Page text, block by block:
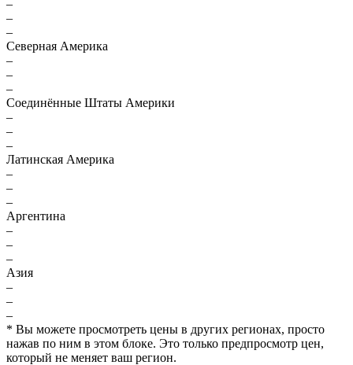
–
–
–
Северная Америка
–
–
–
Соединённые Штаты Америки
–
–
–
Латинская Америка
–
–
–
Аргентина
–
–
–
Азия
–
–
–
* Вы можете просмотреть цены в других регионах, просто
нажав по ним в этом блоке. Это только предпросмотр цен,
который не меняет ваш регион.